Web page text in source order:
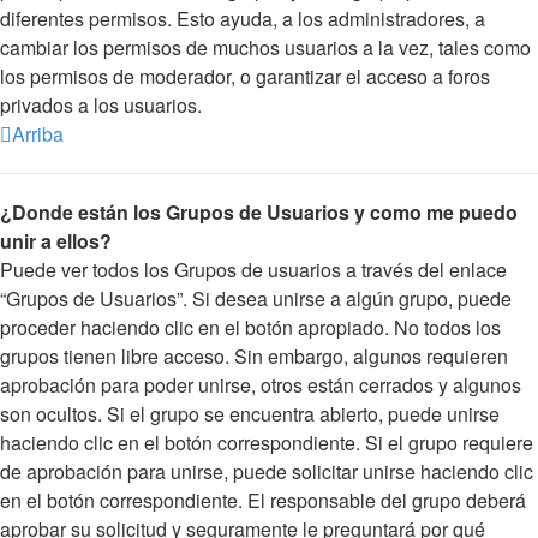
diferentes permisos. Esto ayuda, a los administradores, a
cambiar los permisos de muchos usuarios a la vez, tales como
los permisos de moderador, o garantizar el acceso a foros
privados a los usuarios.
Arriba
¿Donde están los Grupos de Usuarios y como me puedo
unir a ellos?
Puede ver todos los Grupos de usuarios a través del enlace
“Grupos de Usuarios”. Si desea unirse a algún grupo, puede
proceder haciendo clic en el botón apropiado. No todos los
grupos tienen libre acceso. Sin embargo, algunos requieren
aprobación para poder unirse, otros están cerrados y algunos
son ocultos. Si el grupo se encuentra abierto, puede unirse
haciendo clic en el botón correspondiente. Si el grupo requiere
de aprobación para unirse, puede solicitar unirse haciendo clic
en el botón correspondiente. El responsable del grupo deberá
aprobar su solicitud y seguramente le preguntará por qué